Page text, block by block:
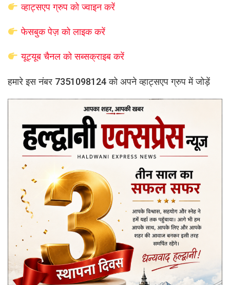
व्हाट्सएपग्रुप कोज्वाइन करें
फेसबुक पेज़ को लाइक करें
यूट्यूब चैनल को सब्सक्राइब करें
हमारे इस नंबर 7351098124 को अपने व्हाट्सएप ग्रुप में जोड़ें